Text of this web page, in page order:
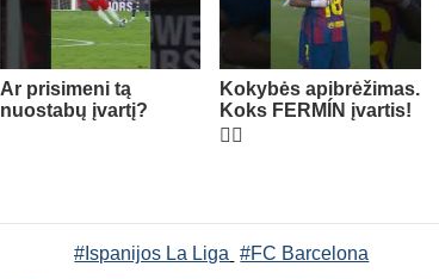
Ar prisimeni tą
nuostabų įvartį?
Kokybės apibrėžimas.
Koks FERMÍN įvartis!
😮‍💨
#Ispanijos La Liga #FC Barcelona